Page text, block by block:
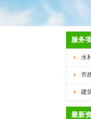
服务
水
市
建
最新